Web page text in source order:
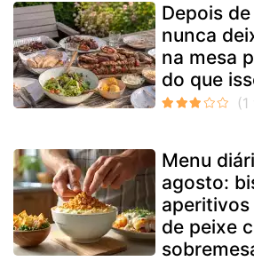
Depois
nunca
na mesa
do que
Menu
agosto:
de peixe